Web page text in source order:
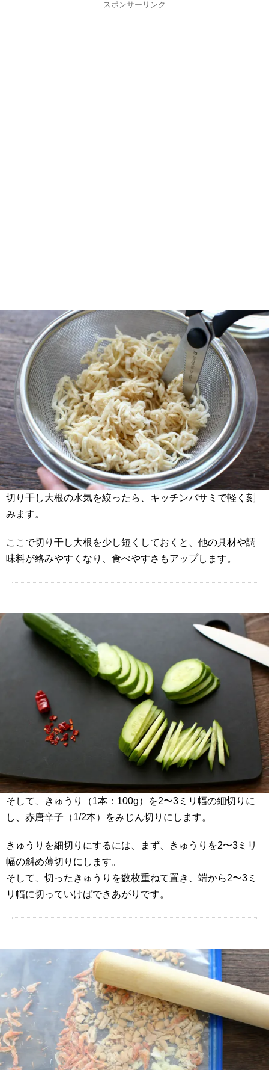
スポンサーリンク
切り干し大根の水気を絞ったら、キッチンバサミで軽く刻
みます。
ここで切り干し大根を少し短くしておくと、他の具材や調
味料が絡みやすくなり、食べやすさもアップします。
そして、きゅうり（1本：100g）を2〜3ミリ幅の細切りに
し、赤唐辛子（1/2本）をみじん切りにします。
きゅうりを細切りにするには、まず、きゅうりを2〜3ミリ
幅の斜め薄切りにします。
そして、切ったきゅうりを数枚重ねて置き、端から2〜3ミ
リ幅に切っていけばできあがりです。